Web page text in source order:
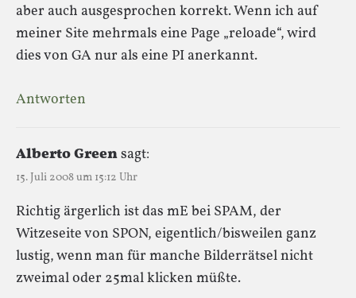
aber auch ausgesprochen korrekt. Wenn ich auf
meiner Site mehrmals eine Page „reloade“, wird
dies von GA nur als eine PI anerkannt.
Antworten
Alberto Greensagt:
15. Juli 2008 um 15:12 Uhr
Richtig ärgerlich ist das mE bei SPAM, der
Witzeseite von SPON, eigentlich/bisweilen ganz
lustig, wenn man für manche Bilderrätsel nicht
zweimal oder 25mal klicken müßte.